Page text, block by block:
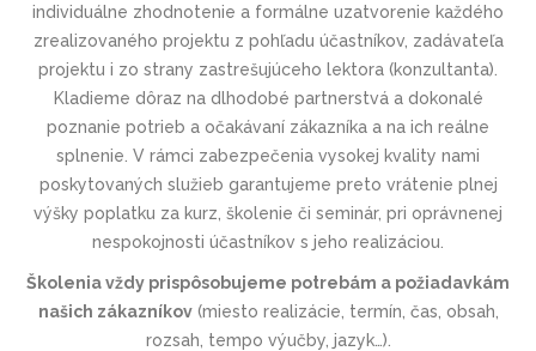
individuálne zhodnotenie a formálne uzatvorenie každého
zrealizovaného projektu z pohľadu účastníkov, zadávateľa
projektu i zo strany zastrešujúceho lektora (konzultanta).
Kladieme dôraz na dlhodobé partnerstvá a dokonalé
poznanie potrieb a očakávaní zákazníka a na ich reálne
splnenie. V rámci zabezpečenia vysokej kvality nami
poskytovaných služieb garantujeme preto vrátenie plnej
výšky poplatku za kurz, školenie či seminár, pri oprávnenej
nespokojnosti účastníkov s jeho realizáciou.
Školenia vždy prispôsobujeme potrebám a požiadavkám
našich zákazníkov(miesto realizácie, termín, čas, obsah,
rozsah, tempo výučby, jazyk…).